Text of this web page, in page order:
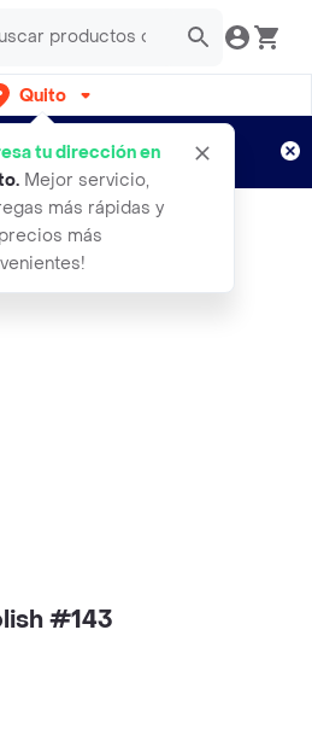
Quito
tu dirección en
. Mejor servicio,
más rápidas y
más
por semanas
Aplican TyC
#143